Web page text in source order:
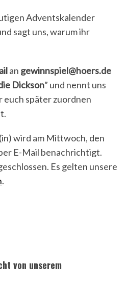
Adventskalender
sagt uns, warum ihr
an gewinnspiel@hoers.de
Dickson” und nennt uns
euch später zuordnen
wird am Mittwoch, den
E-Mail benachrichtigt.
Es gelten unsere
.
von unserem